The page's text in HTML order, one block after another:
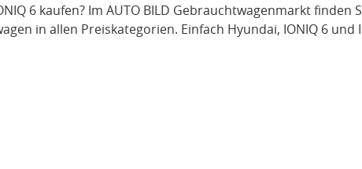
6 kaufen? Im AUTO BILD Gebrauchtwagenmarkt finden
in allen Preiskategorien. Einfach Hyundai, IONIQ 6 und